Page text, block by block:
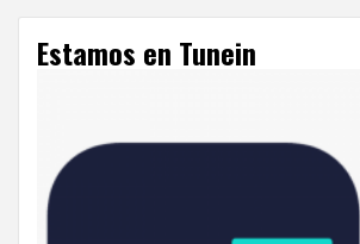
Estamos en Tunein